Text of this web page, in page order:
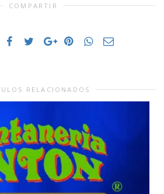
COMPARTIR
RELACIONADOS